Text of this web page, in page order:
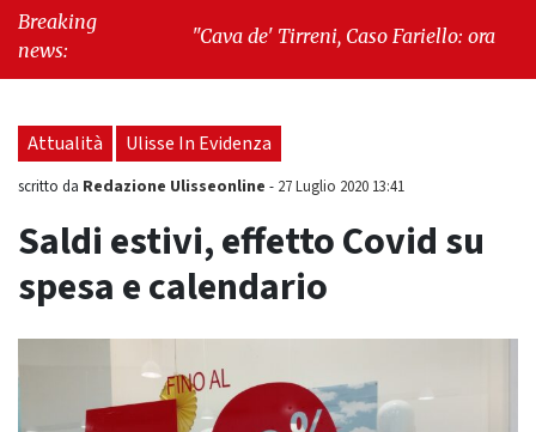
Breaking
news:
"Cava de' Tirreni, Caso Fariello: ora torniamo
Attualità Ulisse In Evidenza
scritto da Redazione Ulisseonline - 27 Luglio 2020 13:41
Saldi estivi, effetto Covid su
spesa e calendario